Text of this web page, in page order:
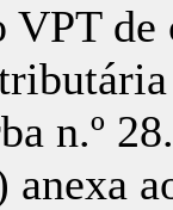
de
n.º
anexa